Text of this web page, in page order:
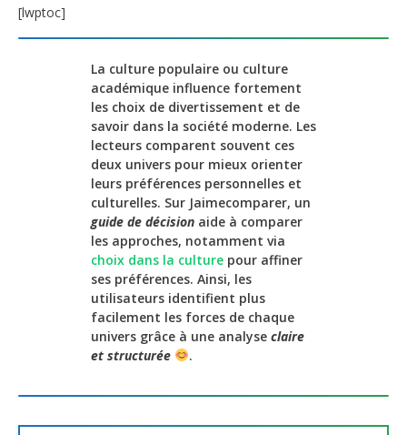
[lwptoc]
La culture populaire ou culture
académique influence fortement
les choix de divertissement et de
savoir dans la société moderne. Les
lecteurs comparent souvent ces
deux univers pour mieux orienter
leurs préférences personnelles et
culturelles. Sur Jaimecomparer, un
guide de décision aide à comparer
les approches, notamment via
choix dans la culture pour affiner
ses préférences. Ainsi, les
utilisateurs identifient plus
facilement les forces de chaque
univers grâce à une analyse claire
et structurée
.